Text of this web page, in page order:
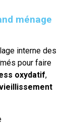
ménage
interne des
pour faire
oxydatif,